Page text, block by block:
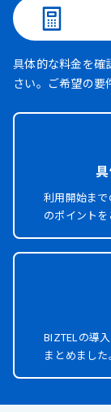
具体的な料金を確
さい。ご希望の要
利用開始ま
のポイントを
BIZTELの導
まとめました。